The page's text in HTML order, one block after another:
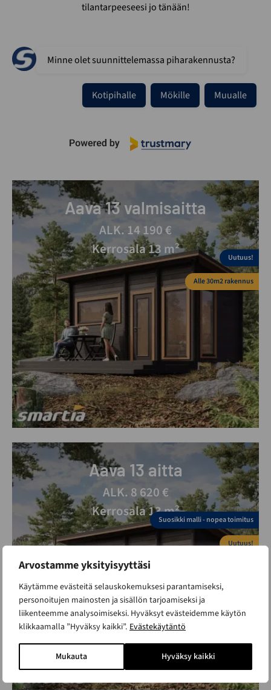
Arvostamme yksityisyyttäsi
Käytämme evästeitä selauskokemuksesi parantamiseksi,
personoitujen mainosten ja sisällön tarjoamiseksi ja
liikenteemme analysoimiseksi. Hyväksyt evästeidemme käytön
klikkaamalla ”Hyväksy kaikki”. Evästekäytäntö
Mukauta Hyväksy kaikki
tilantarpeeseesi jo tänään!
Minne olet suunnittelemassa piharakennusta?
Kotipihalle Mökille Muualle
Aava 13 valmisaitta
ALK. 14 190 €
Kerrosala 13 m²
Uutuus!
Alle 30m2 rakennus
Aava 13 aitta
ALK. 8 620 €
Kerrosala 13 m²Suosikki malli - nopea toimitus
Uutuus!